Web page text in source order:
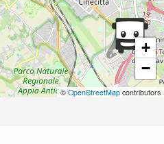
+
−
©OpenStreetMap contributors